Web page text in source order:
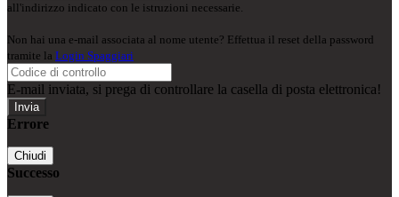
all'indirizzo indicato con le istruzioni necessarie.
Non hai una e-mail associata al nome utente? Effettua il reset della password
tramite la Login Spaggiari
E-mail inviata, si prega di controllare la casella di posta elettronica!
Errore
Chiudi
Successo